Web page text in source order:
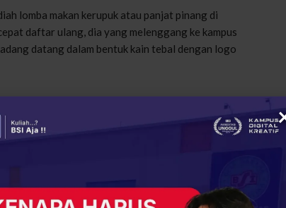
lomba makan kerupuk atau panjat pinang di
daftar ulang, dia yang melenggang ke kampus
datang dalam bentuk kain tebal dengan logo
0
ReddIt